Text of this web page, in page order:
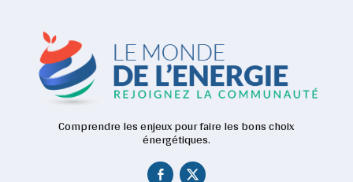
Comprendre les enjeux pour faire les bons choix
énergétiques.